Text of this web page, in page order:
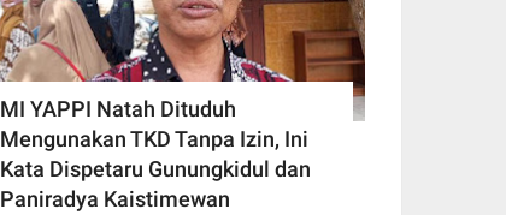
MI YAPPI Natah Dituduh
Mengunakan TKD Tanpa Izin, Ini
Kata Dispetaru Gunungkidul dan
Paniradya Kaistimewan